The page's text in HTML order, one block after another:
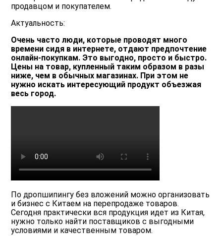
продавцом и покупателем.
Актуальность:
Очень часто люди, которые проводят много
времени сидя в интернете, отдают предпочтение
онлайн-покупкам. Это выгодно, просто и быстро.
Цены на товар, купленный таким образом в разы
ниже, чем в обычных магазинах. При этом не
нужно искать интересующий продукт объезжая
весь город.
По дропшипингу без вложений можно организовать
и бизнес с Китаем на перепродаже товаров.
Сегодня практически вся продукция идет из Китая,
нужно только найти поставщиков с выгодными
условиями и качественным товаром.